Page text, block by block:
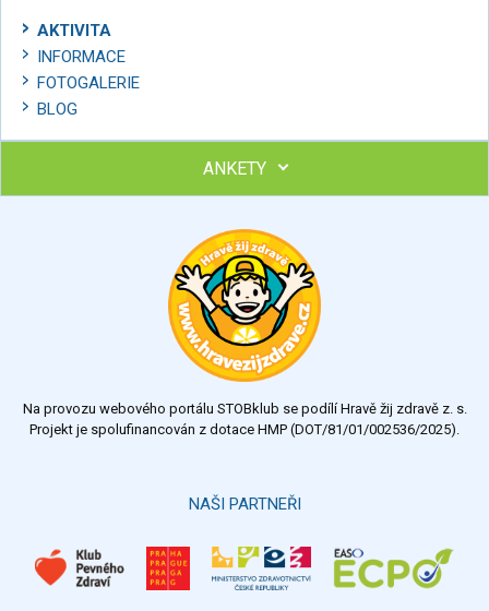
AKTIVITA
INFORMACE
FOTOGALERIE
BLOG
ANKETY
Výsledky Všechny ankety
Na provozu webového portálu STOBklub se podílí Hravě žij zdravě z. s.
Projekt je spolufinancován z dotace HMP (DOT/81/01/002536/2025).
NAŠI PARTNEŘI